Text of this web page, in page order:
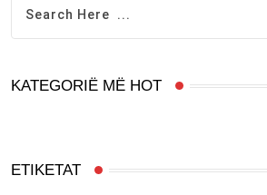
KATEGORIË MË HOT
ETIKETAT